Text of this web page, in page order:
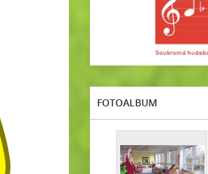
FOTOALBUM